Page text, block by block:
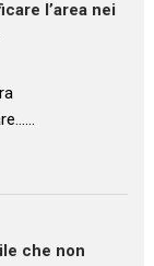
l’area nei
che non